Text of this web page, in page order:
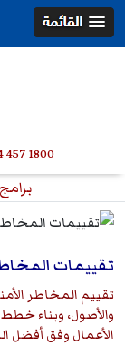
457 1800
تقييمات
تقييم المخاطر
والأصول، وبناء
الأعمال وفق أفضل